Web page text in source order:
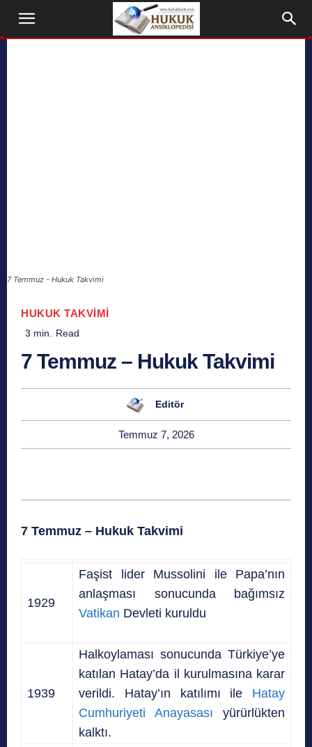
7 Temmuz - Hukuk Takvimi
HUKUK TAKVIMI
3 min. Read
7 Temmuz – Hukuk Takvimi
Editör
Temmuz 7, 2026
7 Temmuz – Hukuk Takvimi
1929
Faşist lider Mussolini ile Papa’nın
anlaşması sonucunda bağımsız
Vatikan Devleti kuruldu
1939
Halkoylaması sonucunda Türkiye’ye
katılan Hatay’da il kurulmasına karar
verildi. Hatay’ın katılımı ile Hatay
Cumhuriyeti Anayasası yürürlükten
kalktı.